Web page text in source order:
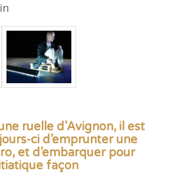
ruelle d’Avignon, il est
ci d’emprunter une
et d’embarquer pour
façon